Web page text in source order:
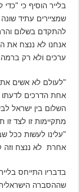
בלייר הוסיף כי
שמציירים עתיד
להתקדם בשלום
אנחנו לא ננצח את
ערכים ולא רק ברמה
"לעולם לא אשים את
אחת הדרכים לדעתו
השלום בין ישראל
מתקיימות זו לצד
"עלינו לעשות ככל
אחרת לא ננצח וזה
בדבריו התייחס
שההסברה